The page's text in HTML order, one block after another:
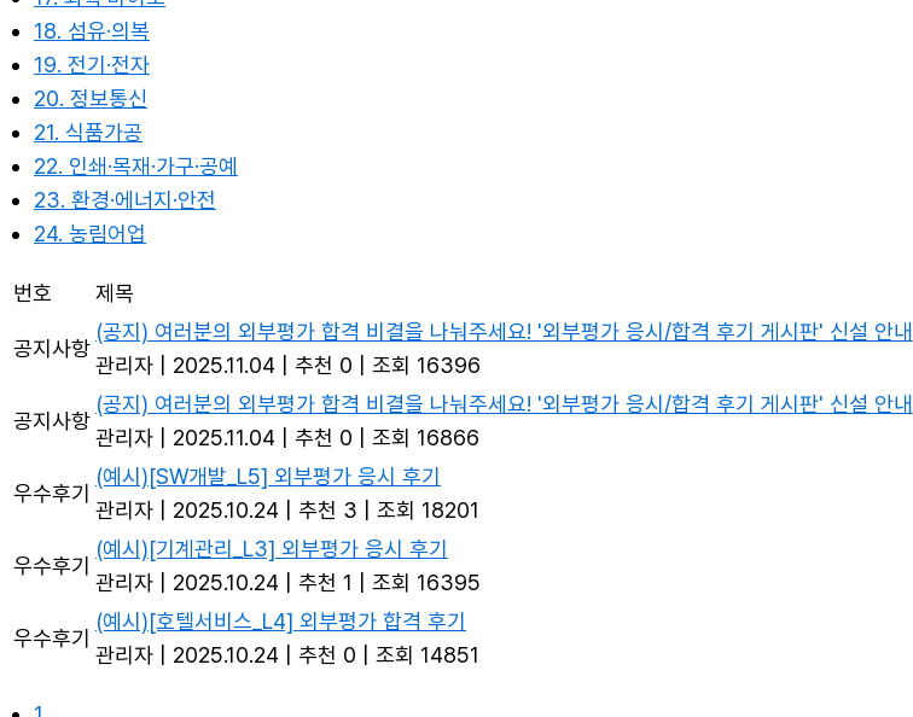
18. 섬유·의복
19. 전기·전자
20. 정보통신
21. 식품가공
22. 인쇄·목재·가구·공예
23. 환경·에너지·안전
24. 농림어업
번호 제목
공지사항
(공지) 여러분의 외부평가 합격 비결을 나눠주세요! '외부평가 응시/합격 후기 게시판' 신설 안내
관리자
2025.11.04 추천 0 조회 16396
공지사항
(공지) 여러분의 외부평가 합격 비결을 나눠주세요! '외부평가 응시/합격 후기 게시판' 신설 안내
관리자
2025.11.04 추천 0 조회 16866
우수후기
(예시)[SW개발_L5] 외부평가 응시 후기
관리자
2025.10.24 추천 3 조회 18201
우수후기
(예시)[기계관리_L3] 외부평가 응시 후기
관리자
2025.10.24 추천 1 조회 16395
우수후기
(예시)[호텔서비스_L4] 외부평가 합격 후기
관리자
2025.10.24 추천 0 조회 14851